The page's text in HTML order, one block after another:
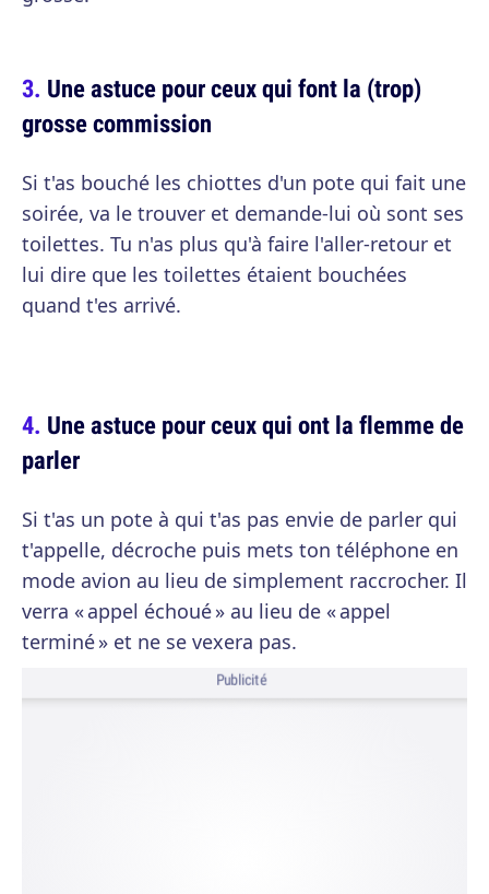
Une astuce pour ceux qui font la (trop)
grosse commission
Si t'as bouché les chiottes d'un pote qui fait une
soirée, va le trouver et demande-lui où sont ses
toilettes. Tu n'as plus qu'à faire l'aller-retour et
lui dire que les toilettes étaient bouchées
quand t'es arrivé.
Une astuce pour ceux qui ont la flemme de
parler
Si t'as un pote à qui t'as pas envie de parler qui
t'appelle, décroche puis mets ton téléphone en
mode avion au lieu de simplement raccrocher. Il
verra « appel échoué » au lieu de « appel
terminé » et ne se vexera pas.
Publicité